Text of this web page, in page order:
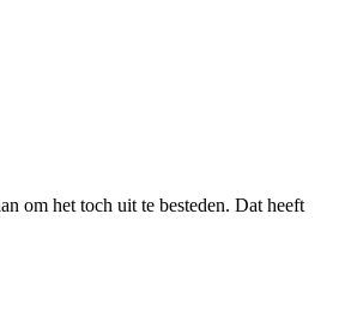
om het toch uit te besteden. Dat heeft